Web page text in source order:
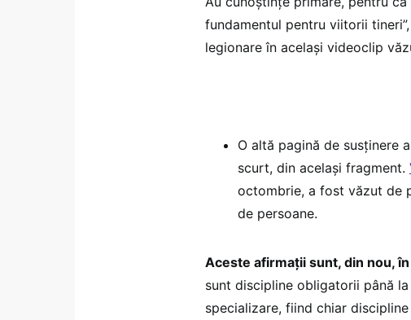
fundamentul pentru viitorii
legionare în același videoclip
O altă pagină de susținere
scurt, din același fragment.
octombrie, a fost văzut de
de persoane.
Aceste afirmații sunt, din nou,
sunt discipline obligatorii până
specializare, fiind chiar